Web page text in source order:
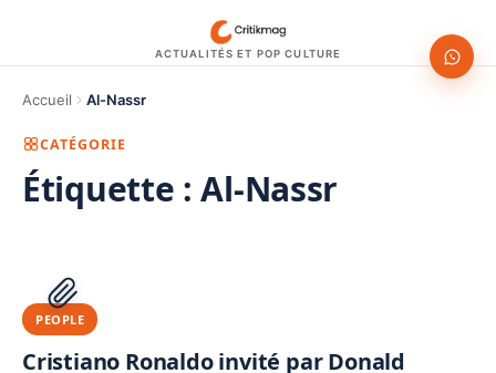
ACTUALITÉS ET POP CULTURE
Accueil Al-Nassr
CATÉGORIE
Étiquette :Al-Nassr
PUBLICITÉ
PEOPLE
Cristiano Ronaldo invité par Donald